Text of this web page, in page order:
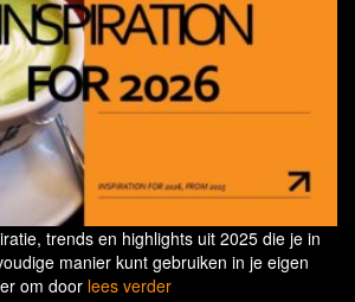
trends en highlights uit 2025 die je in
manier kunt gebruiken in je eigen
om door lees verder